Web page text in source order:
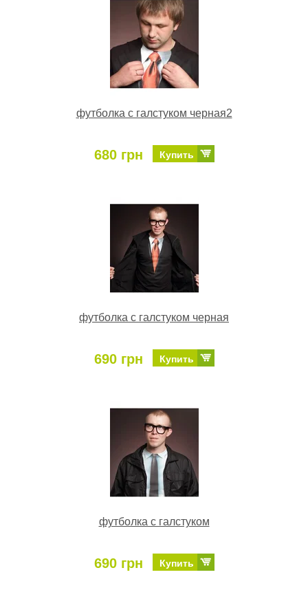
футболка с галстуком черная2
680 грн Купить
футболка с галстуком черная
690 грн Купить
футболка с галстуком
690 грн Купить